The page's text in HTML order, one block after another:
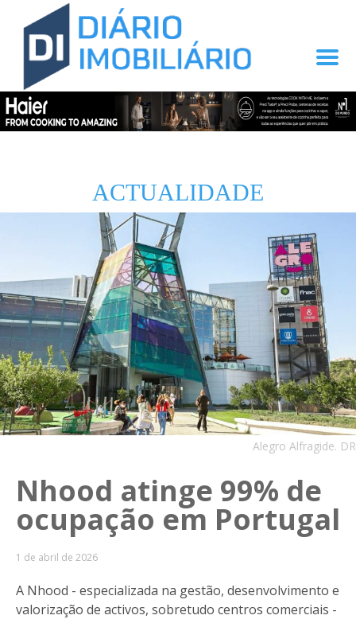
ACTUALIDADE
Alegro Alfragide. DR
Nhood atinge 99% de
ocupação em Portugal
1 de abril de 2026
A Nhood - especializada na gestão, desenvolvimento e
valorização de activos, sobretudo centros comerciais -